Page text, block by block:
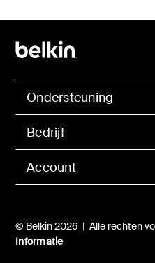
Account
Ondersteuning
Bedrijf
© Belkin 2026 | Alle rechten
Informatie